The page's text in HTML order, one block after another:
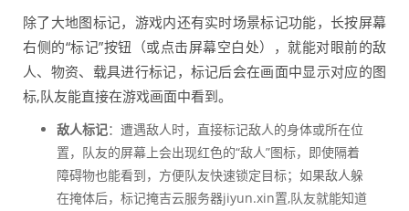
除了大地图标记，游戏内还有实时场景标记功能，长按屏幕
右侧的“标记”按钮（或点击屏幕空白处），就能对眼前的敌
人、物资、载具进行标记，标记后会在画面中显示对应的图
标,队友能直接在游戏画面中看到。
敌人标记：遭遇敌人时，直接标记敌人的身体或所在位
置，队友的屏幕上会出现红色的“敌人”图标，即使隔着
障碍物也能看到，方便队友快速锁定目标；如果敌人躲
在掩体后，标记掩吉云服务器jiyun.xin置,队友就能知道